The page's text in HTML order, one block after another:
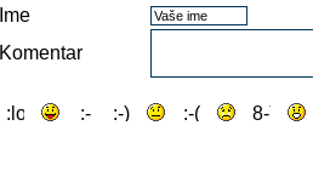
Ime
Komentar